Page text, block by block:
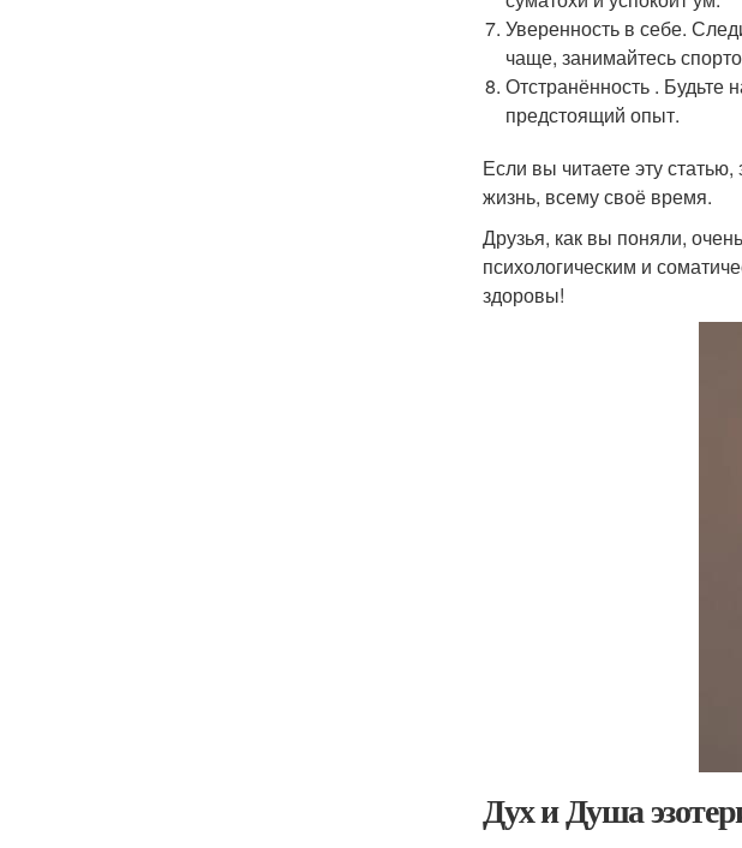
Уверенность в себе.
чаще, занимайтесь
Отстранённость .
предстоящий опыт.
Если вы читаете эту
жизнь, всему своё время.
Друзья, как вы поняли,
психологическим и
здоровы!
Дух и Душа